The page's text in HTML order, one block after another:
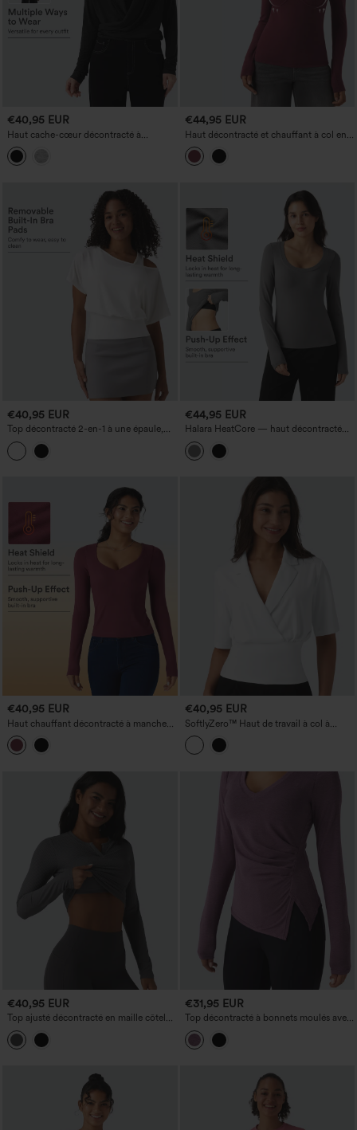
€40,95 EUR
Haut cache-cœur décontracté à
manches raglan longues
€44,95 EUR
Haut décontracté et chauffant à col en
cœur, push-up, manches longues —
bonnets D-F
€40,95 EUR
Top décontracté 2-en-1 à une épaule,
manches courtes, à séchage rapide
€44,95 EUR
Halara HeatCore — haut décontracté
chauffant à manches longues, encolure
dégagée, effet push‑up, bonnets A/B
€40,95 EUR
Haut chauffant décontracté à manches
longues avec bonnets moulés et effet
push-up
€40,95 EUR
SoftlyZero™ Haut de travail à col à
revers, manches courtes et taille froncée
€40,95 EUR
Top ajusté décontracté en maille côtelée
à encolure fendue, manches longues et
coques intégrées non amovibles.
€31,95 EUR
Top décontracté à bonnets moulés avec
effet push-up, col en V, manches
longues, fronces et ourlet fendu